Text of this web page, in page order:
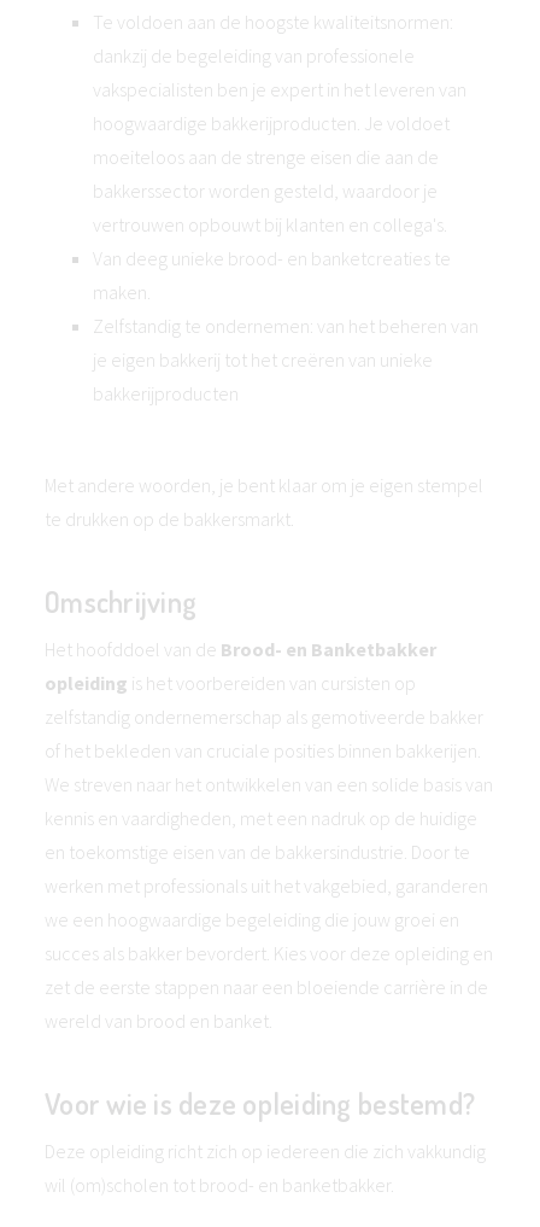
Te voldoen aan de hoogste kwaliteitsnormen:
dankzij de begeleiding van professionele
vakspecialisten ben je expert in het leveren van
hoogwaardige bakkerijproducten. Je voldoet
moeiteloos aan de strenge eisen die aan de
bakkerssector worden gesteld, waardoor je
vertrouwen opbouwt bij klanten en collega's.
Van deeg unieke brood- en banketcreaties te
maken.
Zelfstandig te ondernemen: van het beheren van
je eigen bakkerij tot het creëren van unieke
bakkerijproducten
Met andere woorden, je bent klaar om je eigen stempel
te drukken op de bakkersmarkt.
Omschrijving
Het hoofddoel van de Brood- en Banketbakker
opleiding is het voorbereiden van cursisten op
zelfstandig ondernemerschap als gemotiveerde bakker
of het bekleden van cruciale posities binnen bakkerijen.
We streven naar het ontwikkelen van een solide basis van
kennis en vaardigheden, met een nadruk op de huidige
en toekomstige eisen van de bakkersindustrie. Door te
werken met professionals uit het vakgebied, garanderen
we een hoogwaardige begeleiding die jouw groei en
succes als bakker bevordert. Kies voor deze opleiding en
zet de eerste stappen naar een bloeiende carrière in de
wereld van brood en banket.
Voor wie is deze opleiding bestemd?
Deze opleiding richt zich op iedereen die zich vakkundig
wil (om)scholen tot brood- en banketbakker.